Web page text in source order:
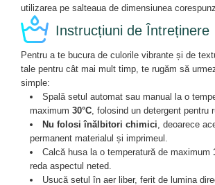
utilizarea pe salteaua de dimensiunea
Instrucțiuni de Întreținere
Pentru a te bucura de culorile vibrante și de
tale pentru cât mai mult timp, te rugăm să
simple:
Spală setul automat sau manual la o
maximum 30°C , folosind un detergent pentru
Nu folosi înălbitori chimici , deoarece
permanent materialul și imprimeul.
Calcă husa la o temperatură de maximum
reda aspectul neted.
Usucă setul în aer liber, ferit de lumina